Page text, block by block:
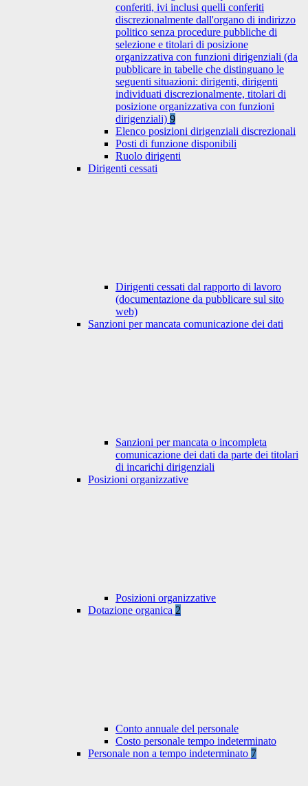
conferiti, ivi inclusi quelli conferiti
discrezionalmente dall'organo di indirizzo
politico senza procedure pubbliche di
selezione e titolari di posizione
organizzativa con funzioni dirigenziali (da
pubblicare in tabelle che distinguano le
seguenti situazioni: dirigenti, dirigenti
individuati discrezionalmente, titolari di
posizione organizzativa con funzioni
dirigenziali) 9
Elenco posizioni dirigenziali discrezionali
Posti di funzione disponibili
Ruolo dirigenti
Dirigenti cessati
Dirigenti cessati dal rapporto di lavoro
(documentazione da pubblicare sul sito
web)
Sanzioni per mancata comunicazione dei dati
Sanzioni per mancata o incompleta
comunicazione dei dati da parte dei titolari
di incarichi dirigenziali
Posizioni organizzative
Posizioni organizzative
Dotazione organica 2
Conto annuale del personale
Costo personale tempo indeterminato
Personale non a tempo indeterminato 7